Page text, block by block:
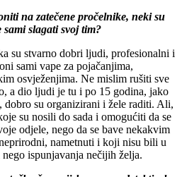
na zatečene pročelnike, neki su
slagati svoj tim?
su stvarno dobri ljudi, profesionalni i
sami vape za pojačanjima,
osvježenjima. Ne mislim rušiti sve
a dio ljudi je tu i po 15 godina, jako
dobro su organizirani i žele raditi. Ali,
su nosili do sada i omogućiti da se
odjele, nego da se bave nekakvim
nametnuti i koji nisu bili u
ispunjavanja nečijih želja.